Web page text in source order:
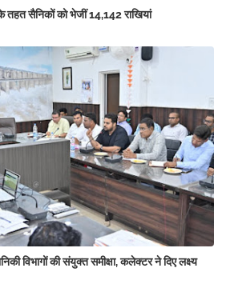
तहत सैनिकों को भेजीं 14,142 राखियां
विभागों की संयुक्त समीक्षा, कलेक्टर ने दिए लक्ष्य